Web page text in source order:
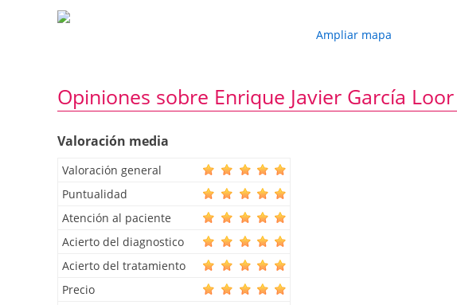
Ampliar mapa
Opiniones sobre Enrique Javier García Loor
Valoración media
Valoración general
Puntualidad
Atención al paciente
Acierto del diagnostico
Acierto del tratamiento
Precio